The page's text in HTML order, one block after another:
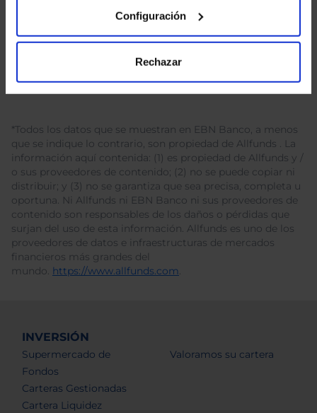
Configuración
Rechazar
*Todos los datos que se muestran en EBN Banco, a menos
que se indique lo contrario, son propiedad de Allfunds . La
información aquí contenida: (1) es propiedad de Allfunds y /
o sus proveedores de contenido; (2) no se puede copiar ni
distribuir; y (3) no se garantiza que sea precisa, completa u
oportuna. Ni Allfunds ni EBN Banco ni sus proveedores de
contenido son responsables de los daños o pérdidas que
surjan del uso de esta información. Allfunds es uno de los
proveedores de datos e infraestructuras de mercados
financieros más grandes del
mundo. https://www.allfunds.com.
INVERSIÓN
Supermercado de
Fondos
Carteras Gestionadas
Cartera Liquidez
Valoramos su cartera